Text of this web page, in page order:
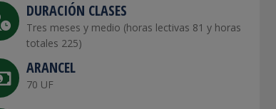
DURACIÓN CLASES
Tres meses y medio (horas lectivas 81 y horas
totales 225)
ARANCEL
70 UF